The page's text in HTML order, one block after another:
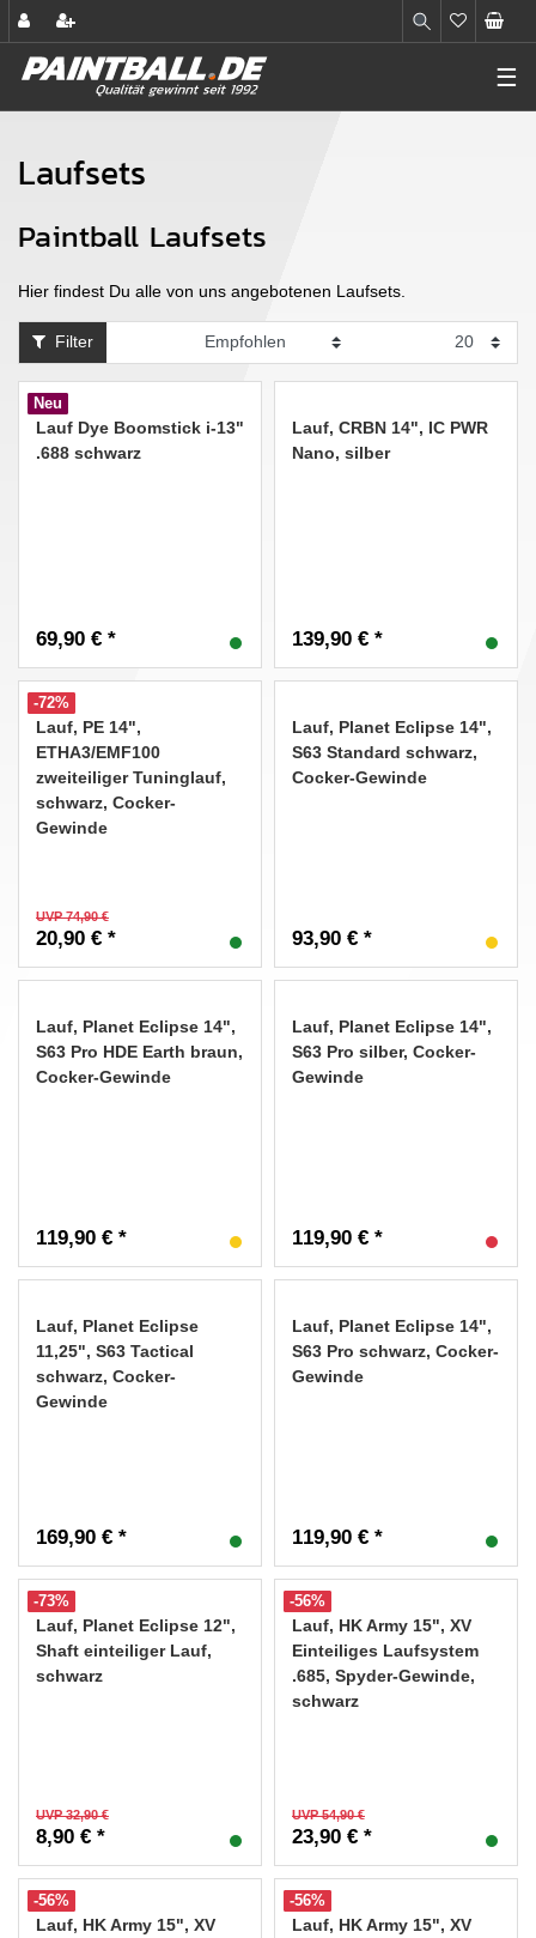
☰
Laufsets
Paintball Laufsets
Hier findest Du alle von uns angebotenen Laufsets.
Filter
Neu
Lauf Dye Boomstick i-13"
.688 schwarz
69,90 € *
Lauf, CRBN 14", IC PWR
Nano, silber
139,90 € *
-72%
Lauf, PE 14",
ETHA3/EMF100
zweiteiliger Tuninglauf,
schwarz, Cocker-
Gewinde
UVP 74,90 €
20,90 € *
Lauf, Planet Eclipse 14",
S63 Standard schwarz,
Cocker-Gewinde
93,90 € *
Lauf, Planet Eclipse 14",
S63 Pro HDE Earth braun,
Cocker-Gewinde
119,90 € *
Lauf, Planet Eclipse 14",
S63 Pro silber, Cocker-
Gewinde
119,90 € *
Lauf, Planet Eclipse
11,25", S63 Tactical
schwarz, Cocker-
Gewinde
169,90 € *
Lauf, Planet Eclipse 14",
S63 Pro schwarz, Cocker-
Gewinde
119,90 € *
-73%
Lauf, Planet Eclipse 12",
Shaft einteiliger Lauf,
schwarz
UVP 32,90 €
8,90 € *
-56%
Lauf, HK Army 15", XV
Einteiliges Laufsystem
.685, Spyder-Gewinde,
schwarz
UVP 54,90 €
23,90 € *
-56%
Lauf, HK Army 15", XV
-56%
Lauf, HK Army 15", XV